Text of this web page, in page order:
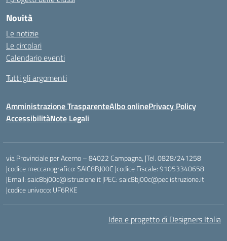
Novità
Le notizie
Le circolari
Calendario eventi
Tutti gli argomenti
Amministrazione TrasparenteAlbo onlinePrivacy Policy
AccessibilitàNote Legali
via Provinciale per Acerno – 84022 Campagna, |Tel. 0828/241258
|codice meccanografico: SAIC8BJ00C |codice Fiscale: 91053340658
|Email: saic8bj00c@istruzione.it |PEC: saic8bj00c@pec.istruzione.it
|codice univoco: UF6RKE
Idea e progetto di Designers Italia